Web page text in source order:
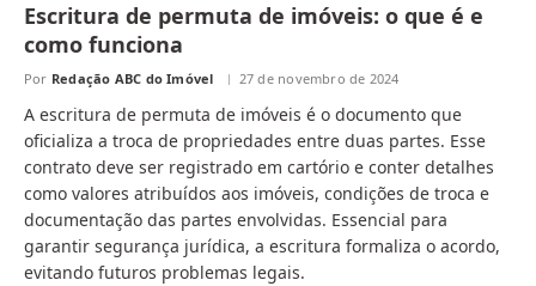
Escritura de permuta de imóveis: o que é e
como funciona
Por Redação ABC do Imóvel 27 de novembro de 2024
A escritura de permuta de imóveis é o documento que
oficializa a troca de propriedades entre duas partes. Esse
contrato deve ser registrado em cartório e conter detalhes
como valores atribuídos aos imóveis, condições de troca e
documentação das partes envolvidas. Essencial para
garantir segurança jurídica, a escritura formaliza o acordo,
evitando futuros problemas legais.